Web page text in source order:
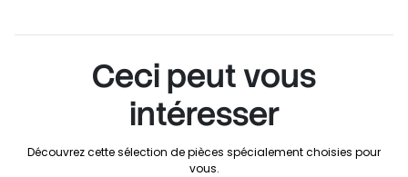
Ceci peut vous
intéresser
Découvrez cette sélection de pièces spécialement choisies pour
vous.